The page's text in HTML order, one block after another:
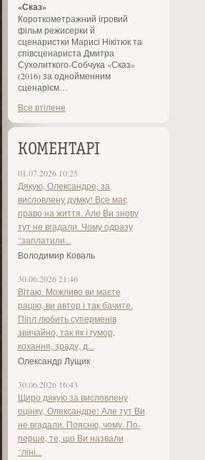
«Сказ»
Короткометражний ігровий
фільм режисерки й
сценаристки Марисі Нікітюк та
співсценариста Дмитра
Сухолиткого-Собчука «Сказ»
(2016) за однойменним
сценарієм…
Все втілене
КОМЕНТАРІ
01.07.2026 10:25
Дякую, Олександре, за
висловлену думку! Все має
право на життя. Але Ви знову
тут не вгадали. Чому одразу
"заплатили...
Володимир Коваль
30.06.2026 21:46
Вітаю. Можливо ви маєте
рацію, ви автор і так бачите.
Піпл любить суперменів
звичайно, так як і гумор,
кохання, зраду, д...
Олександр Лущик
30.06.2026 16:43
Щиро дякую за висловлену
оцінку, Олександре! Але тут Ви
не вгадали. Поясню, чому. По-
перше, те, що Ви назвали
"ліні...